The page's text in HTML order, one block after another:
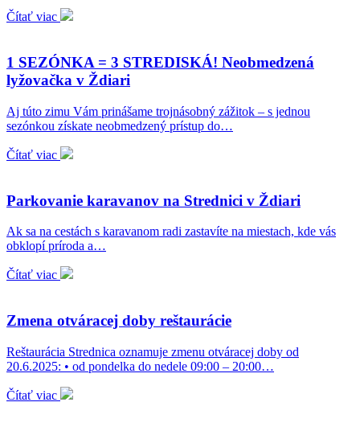
Čítať viac
1 SEZÓNKA = 3 STREDISKÁ! Neobmedzená
lyžovačka v Ždiari
Aj túto zimu Vám prinášame trojnásobný zážitok – s jednou
sezónkou získate neobmedzený prístup do…
Čítať viac
Parkovanie karavanov na Strednici v Ždiari
Ak sa na cestách s karavanom radi zastavíte na miestach, kde vás
obklopí príroda a…
Čítať viac
Zmena otváracej doby reštaurácie
Reštaurácia Strednica oznamuje zmenu otváracej doby od
20.6.2025: • od pondelka do nedele 09:00 – 20:00…
Čítať viac